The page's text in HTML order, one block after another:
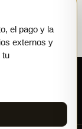
el pago y la
externos y
tu